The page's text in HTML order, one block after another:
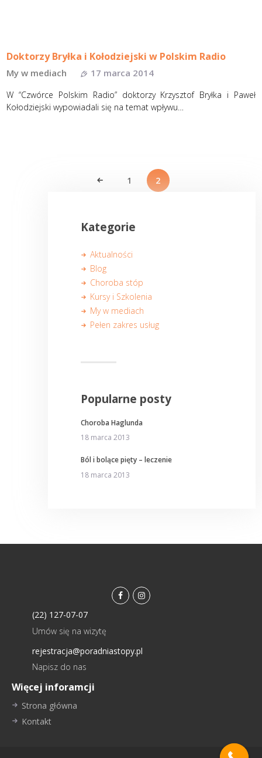
Doktorzy Bryłka i Kołodziejski w Polskim Radio
My w mediach 17 marca 2014
W “Czwórce Polskim Radio” doktorzy Krzysztof Bryłka i Paweł
Kołodziejski wypowiadali się na temat wpływu…
<
STRONA
1 STRONA
2
Kategorie
Aktualności
Blog
Choroba stóp
Kursy i Szkolenia
My w mediach
Pełen zakres usług
Popularne posty
Choroba Haglunda
18 marca 2013
Ból i bolące pięty – leczenie
18 marca 2013
facebookinstagramm
(22) 127-07-07
Umów się na wizytę
rejestracja@poradniastopy.pl
Napisz do nas
Więcej inforamcji
Strona główna
Kontakt